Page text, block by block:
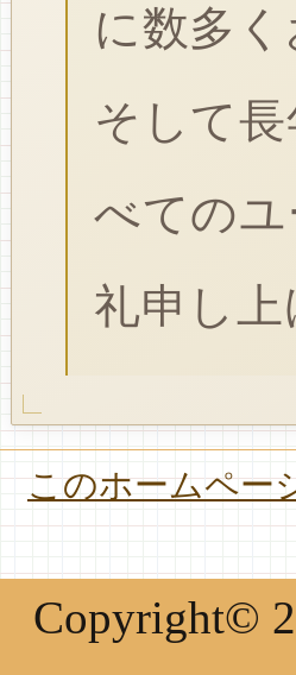
に数多
そして
べての
礼申し上
このホームペー
Copyright©